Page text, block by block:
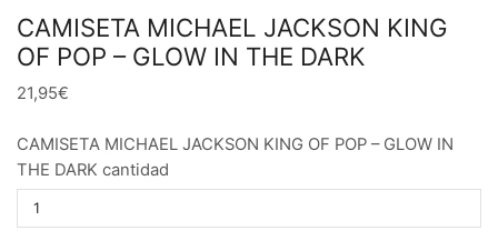
CAMISETA MICHAEL JACKSON KING
OF POP – GLOW IN THE DARK
21,95€
CAMISETA MICHAEL JACKSON KING OF POP – GLOW IN
THE DARK cantidad